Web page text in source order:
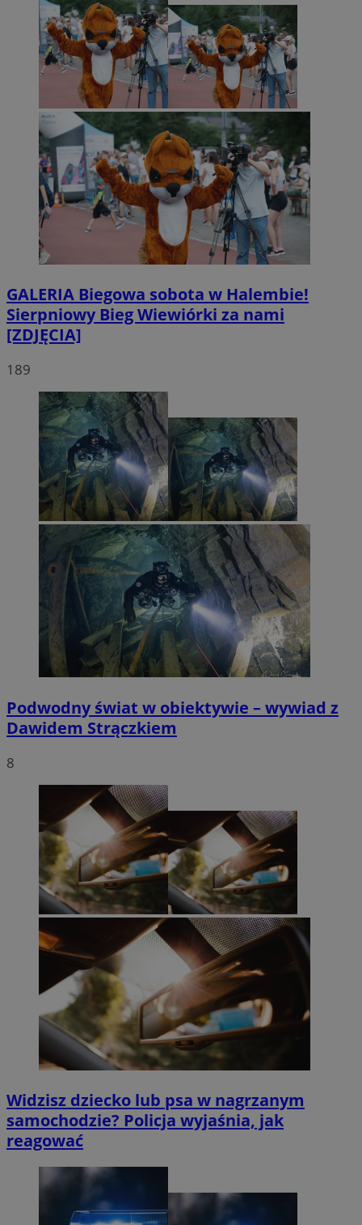
GALERIA Biegowa sobota w Halembie!
Sierpniowy Bieg Wiewiórki za nami
[ZDJĘCIA]
189
Podwodny świat w obiektywie – wywiad z
Dawidem Strączkiem
8
Widzisz dziecko lub psa w nagrzanym
samochodzie? Policja wyjaśnia, jak
reagować